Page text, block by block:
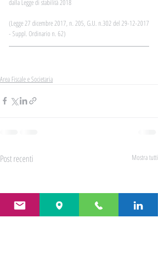
dalla Legge di stabilità 2018
(Legge 27 dicembre 2017, n. 205, G.U. n.302 del 29-12-2017
- Suppl. Ordinario n. 62)
Area Fiscale e Societaria
Post recenti Mostra tutti